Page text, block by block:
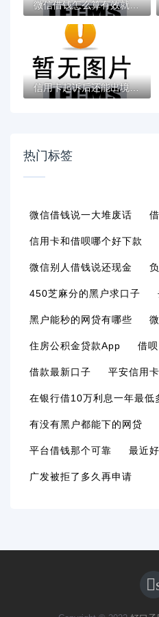
微信借钱怎么算有效就选这7个6千元双黑户必...
信用卡起诉后还能出境吗？逾期法律风险及应...
热门标签
微信借钱说一大堆废话
信用卡和借呗哪个好下款
微信别人借钱说还现金
450芝麻分的黑户求口子
黑户能秒的网贷有哪些
住房公积金贷款app 借
借款最新口子 平安信用
在银行借10万利息一年最低
有没有黑户都能下的网贷
平台借钱那个可靠 最近
广发被拒了多久再申请